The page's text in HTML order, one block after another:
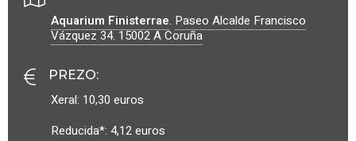
Aquarium Finisterrae. Paseo Alcalde Francisco
Vázquez 34.15002A Coruña
PREZO:
Xeral: 10,30 euros
Reducida*: 4,12 euros